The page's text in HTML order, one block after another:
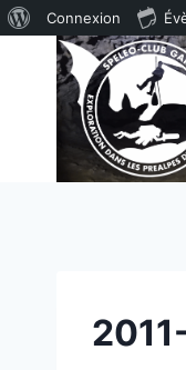
propos
WordPress
Connexion
contenu